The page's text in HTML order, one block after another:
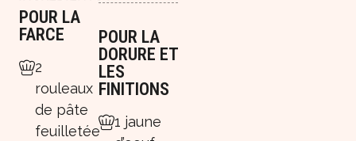
POUR LA
FARCE
2
rouleaux
de pâte
feuilletée
POUR LA
DORURE ET
LES
FINITIONS
1 jaune